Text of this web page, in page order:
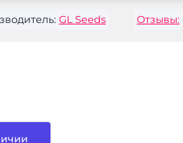
GL Seeds Отзывы: